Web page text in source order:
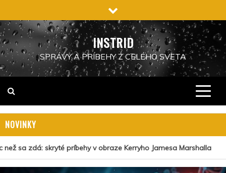
na
obsah
INSTRID
SPRÁVY A PRÍBEHY Z CELÉHO SVETA
NOVINKY
sa zdá: skryté príbehy v obraze Kerryho Jamesa Marshalla